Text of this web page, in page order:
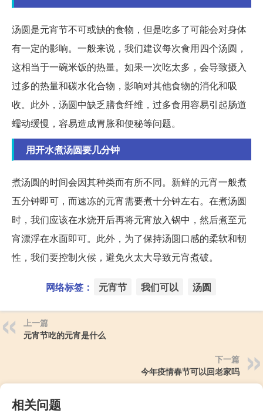
汤圆是元宵节不可或缺的食物，但是吃多了可能会对身体
有一定的影响。一般来说，我们建议每次食用四个汤圆，
这相当于一碗米饭的热量。如果一次吃太多，会导致摄入
过多的热量和碳水化合物，影响对其他食物的消化和吸
收。此外，汤圆中缺乏膳食纤维，过多食用容易引起肠道
蠕动缓慢，容易造成胃胀和便秘等问题。
用开水煮汤圆要几分钟
煮汤圆的时间会因其种类而有所不同。新鲜的元宵一般煮
五分钟即可，而速冻的元宵需要煮十分钟左右。在煮汤圆
时，我们应该在水烧开后再将元宵放入锅中，然后煮至元
宵漂浮在水面即可。此外，为了保持汤圆口感的柔软和韧
性，我们要控制火候，避免火太大导致元宵煮破。
网络标签： 元宵节 我们可以 汤圆
上一篇
元宵节吃的元宵是什么
下一篇
今年疫情春节可以回老家吗
相关问题